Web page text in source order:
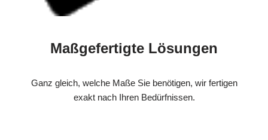
Maßgefertigte Lösungen
Ganz gleich, welche Maße Sie benötigen, wir fertigen
exakt nach Ihren Bedürfnissen.